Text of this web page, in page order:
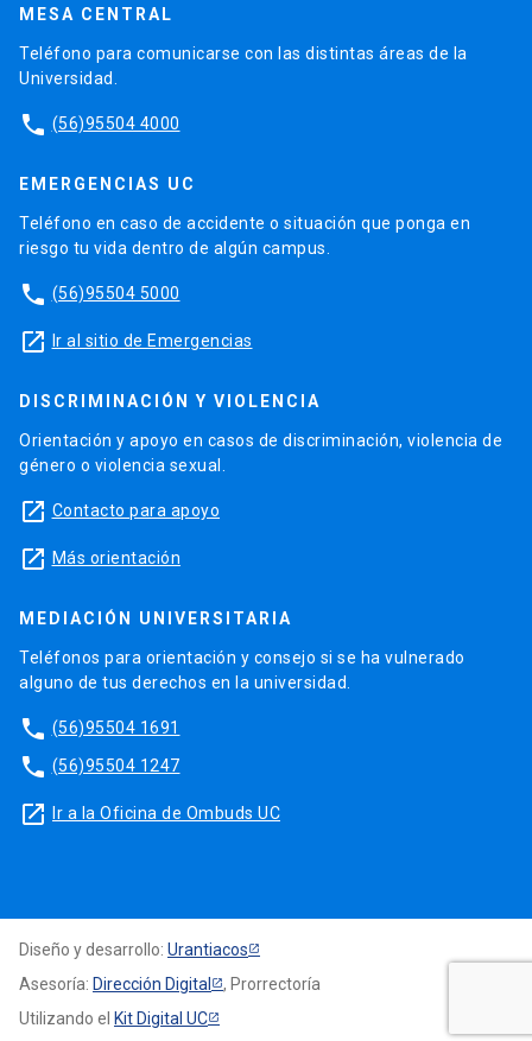
MESA CENTRAL
Teléfono para comunicarse con las distintas áreas de la
Universidad.
phone (56)95504 4000
EMERGENCIAS UC
Teléfono en caso de accidente o situación que ponga en
riesgo tu vida dentro de algún campus.
phone (56)95504 5000
launch Ir al sitio de Emergencias
DISCRIMINACIÓN Y VIOLENCIA
Orientación y apoyo en casos de discriminación, violencia de
género o violencia sexual.
launch Contacto para apoyo
launch Más orientación
MEDIACIÓN UNIVERSITARIA
Teléfonos para orientación y consejo si se ha vulnerado
alguno de tus derechos en la universidad.
phone (56)95504 1691
phone (56)95504 1247
launch Ir a la Oficina de Ombuds UC
Diseño y desarrollo: Urantiacos
Asesoría: Dirección Digital
, Prorrectoría
Utilizando el Kit Digital UC